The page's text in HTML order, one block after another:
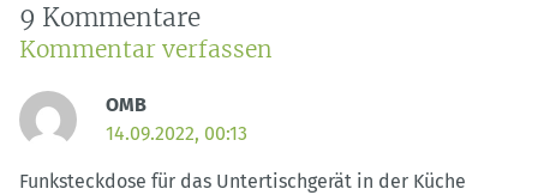
9 Kommentare
Kommentar verfassen
OMB
14.09.2022, 00:13
Funksteckdose für das Untertischgerät in der Küche